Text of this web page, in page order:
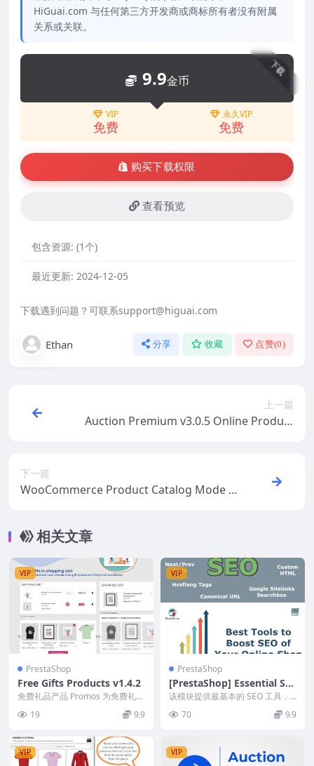
HiGuai.com 与任何第三方开发商或商标所有者没有附属
关系或关联。
下载
9.9金币
VIP
免费
永久VIP
免费
购买下载权限
查看预览
包含资源: (1个)
最近更新: 2024-12-05
下载遇到问题？可联系support@higuai.com
Ethan 分享 收藏 点赞(0)
上一篇
Auction Premium v3.0.5 Online Product
下一篇
WooCommerce Product Catalog Mode &
相关文章
VIP
PrestaShop
Free Gifts Products v1.4.2
免费礼品产品 Promos 为免费礼品
添加了新规则，并具有各种高级购
物车规则条件...
19 9.9
VIP
PrestaShop
[PrestaShop] Essential SE
O All-In-One Tools by Exp
erts v3.7.1
该模块提供最基本的 SEO 工具，
可帮助您获得更高的排名和搜索引
擎的可见性并增加...
70 9.9
VIP VIP